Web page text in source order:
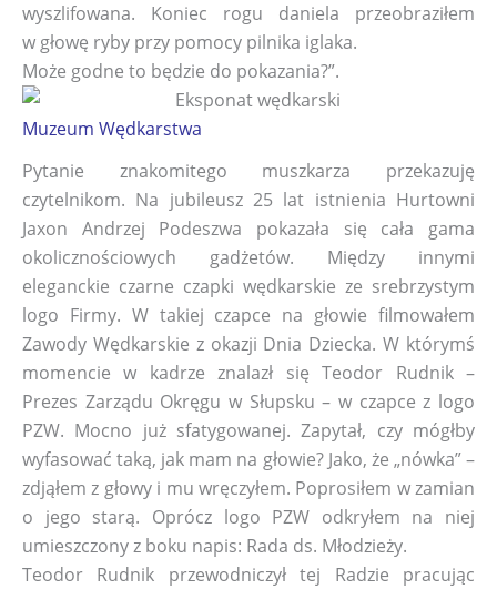
wyszlifowana. Koniec rogu daniela przeobraziłem
w głowę ryby przy pomocy pilnika iglaka.
Może godne to będzie do pokazania?”.
Muzeum Wędkarstwa
Pytanie znakomitego muszkarza przekazuję
czytelnikom. Na jubileusz 25 lat istnienia Hurtowni
Jaxon Andrzej Podeszwa pokazała się cała gama
okolicznościowych gadżetów. Między innymi
eleganckie czarne czapki wędkarskie ze srebrzystym
logo Firmy. W takiej czapce na głowie filmowałem
Zawody Wędkarskie z okazji Dnia Dziecka. W którymś
momencie w kadrze znalazł się Teodor Rudnik –
Prezes Zarządu Okręgu w Słupsku – w czapce z logo
PZW. Mocno już sfatygowanej. Zapytał, czy mógłby
wyfasować taką, jak mam na głowie? Jako, że „nówka” –
zdjąłem z głowy i mu wręczyłem. Poprosiłem w zamian
o jego starą. Oprócz logo PZW odkryłem na niej
umieszczony z boku napis: Rada ds. Młodzieży.
Teodor Rudnik przewodniczył tej Radzie pracując